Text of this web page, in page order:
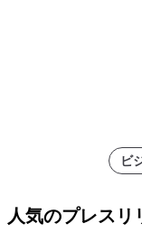
ビ
人気のプレスリ